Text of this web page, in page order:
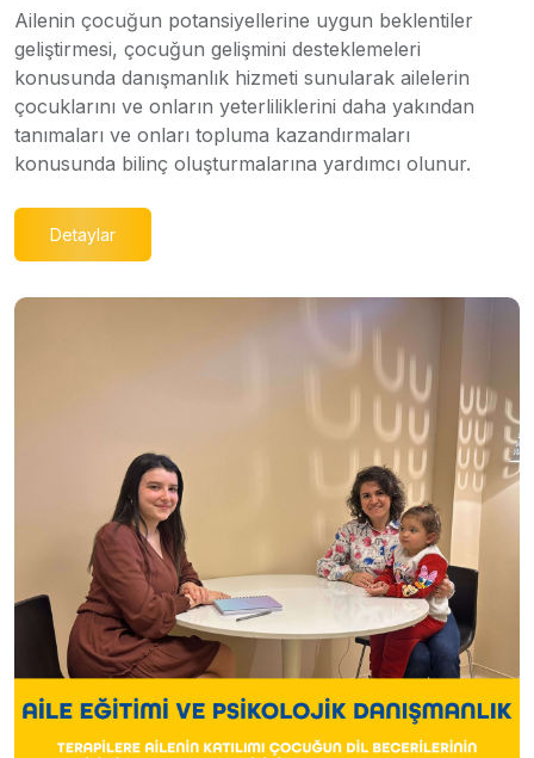
Ailenin çocuğun potansiyellerine uygun beklentiler
geliştirmesi, çocuğun gelişmini desteklemeleri
konusunda danışmanlık hizmeti sunularak ailelerin
çocuklarını ve onların yeterliliklerini daha yakından
tanımaları ve onları topluma kazandırmaları
konusunda bilinç oluşturmalarına yardımcı olunur.
Detaylar